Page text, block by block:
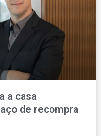
a casa
de recompra